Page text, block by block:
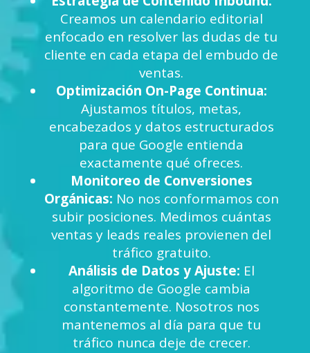
Creamos un calendario editorial
enfocado en resolver las dudas de tu
cliente en cada etapa del embudo de
ventas.
Optimización On-Page Continua:
Ajustamos títulos, metas,
encabezados y datos estructurados
para que Google entienda
exactamente qué ofreces.
Monitoreo de Conversiones
Orgánicas: No nos conformamos con
subir posiciones. Medimos cuántas
ventas y leads reales provienen del
tráfico gratuito.
Análisis de Datos y Ajuste: El
algoritmo de Google cambia
constantemente. Nosotros nos
mantenemos al día para que tu
tráfico nunca deje de crecer.